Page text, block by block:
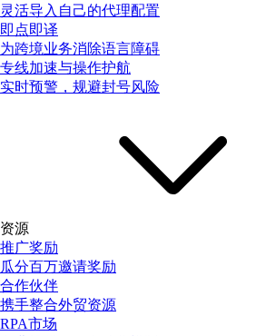
灵活导入自己的代理配置
即点即译
为跨境业务消除语言障碍
专线加速与操作护航
实时预警，规避封号风险
资源
推广奖励
瓜分百万邀请奖励
合作伙伴
携手整合外贸资源
RPA市场